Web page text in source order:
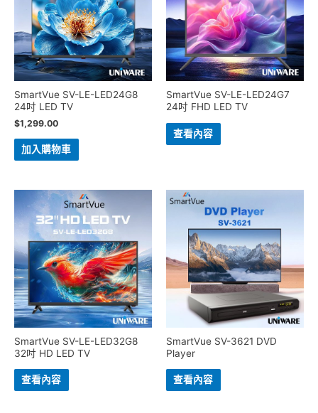
SmartVue SV-LE-LED24G8
24吋 LED TV
$1,299.00
加入購物車
SmartVue SV-LE-LED24G7
24吋 FHD LED TV
查看內容
SmartVue SV-LE-LED32G8
32吋 HD LED TV
查看內容
SmartVue SV-3621 DVD
Player
查看內容